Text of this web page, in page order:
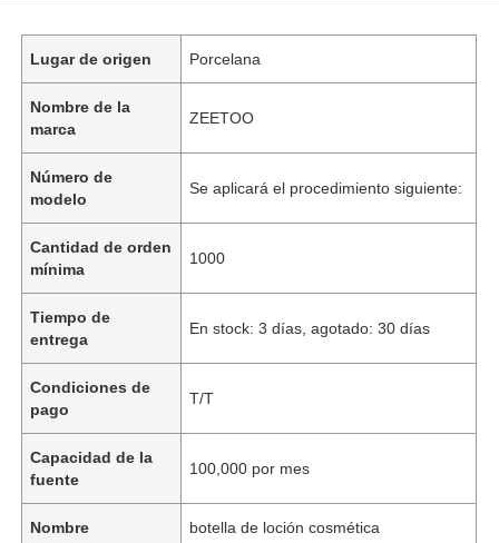
Lugar de origen Porcelana
Nombre de la
marca
ZEETOO
Número de
modelo
Se aplicará el procedimiento siguiente:
Cantidad de orden
mínima
1000
Tiempo de
entrega
En stock: 3 días, agotado: 30 días
Condiciones de
pago
T/T
Capacidad de la
fuente
100,000 por mes
Nombre botella de loción cosmética